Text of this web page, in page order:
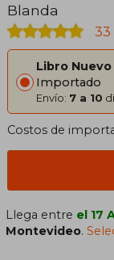
Blanda
33
Libro Nuevo
Importado
Envío: 7 a 10
Costos de
Llega entre el 17
Montevideo.